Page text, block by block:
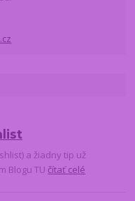
a žiadny tip už
Blogu TU čítať celé